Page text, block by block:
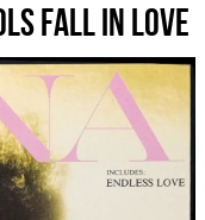
Fall In Love